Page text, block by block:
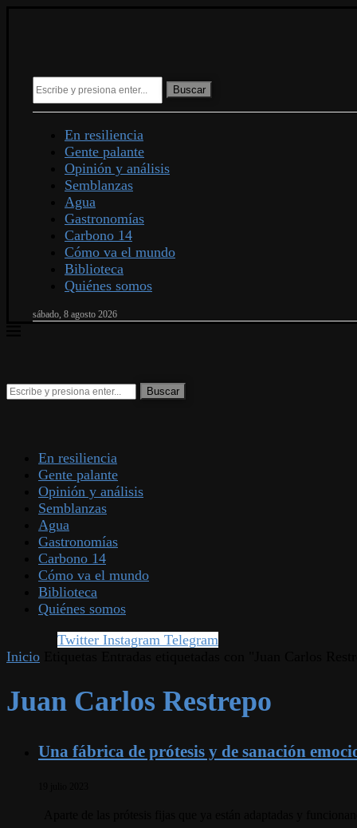
Buscar
En resiliencia
Gente palante
Opinión y análisis
Semblanzas
Agua
Gastronomías
Carbono 14
Cómo va el mundo
Biblioteca
Quiénes somos
sábado, 8 agosto 2026
En resiliencia
Gente palante
Opinión y análisis
Semblanzas
Agua
Gastronomías
Carbono 14
Cómo va el mundo
Biblioteca
Quiénes somos
Twitter Instagram Telegram
Inicio
Juan Carlos Restrepo
Una fábrica de prótesis y de sanación